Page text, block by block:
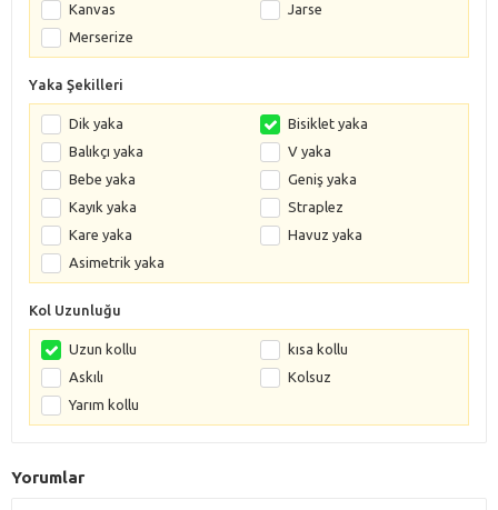
Kanvas
Jarse
Merserize
Yaka Şekilleri
Dik yaka
Bisiklet yaka
Balıkçı yaka
V yaka
Bebe yaka
Geniş yaka
Kayık yaka
Straplez
Kare yaka
Havuz yaka
Asimetrik yaka
Kol Uzunluğu
Uzun kollu
kısa kollu
Askılı
Kolsuz
Yarım kollu
Yorumlar